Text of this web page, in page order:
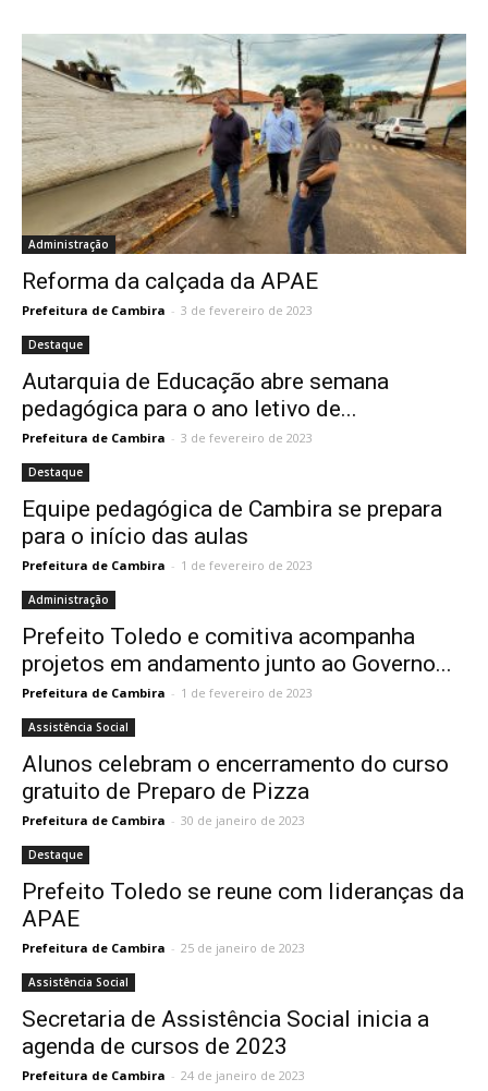
Administração
Reforma da calçada da APAE
Prefeitura de Cambira - 3 de fevereiro de 2023
Destaque
Autarquia de Educação abre semana
pedagógica para o ano letivo de...
Prefeitura de Cambira - 3 de fevereiro de 2023
Destaque
Equipe pedagógica de Cambira se prepara
para o início das aulas
Prefeitura de Cambira - 1 de fevereiro de 2023
Administração
Prefeito Toledo e comitiva acompanha
projetos em andamento junto ao Governo...
Prefeitura de Cambira - 1 de fevereiro de 2023
Assistência Social
Alunos celebram o encerramento do curso
gratuito de Preparo de Pizza
Prefeitura de Cambira - 30 de janeiro de 2023
Destaque
Prefeito Toledo se reune com lideranças da
APAE
Prefeitura de Cambira - 25 de janeiro de 2023
Assistência Social
Secretaria de Assistência Social inicia a
agenda de cursos de 2023
Prefeitura de Cambira - 24 de janeiro de 2023